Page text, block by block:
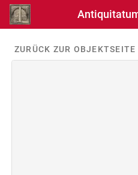
ZURÜCK ZUR OBJEKTSEITE